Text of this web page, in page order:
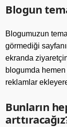
Blogun
Blogumuzun
görmediği
ekranda
blogumda
reklamlar
Bunların